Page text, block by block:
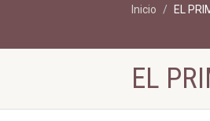
Inicio EL
EL